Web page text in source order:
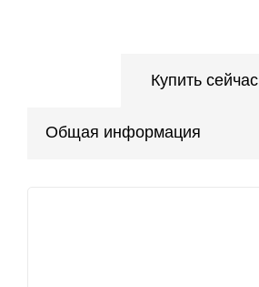
Купить сейчас
Общая информация